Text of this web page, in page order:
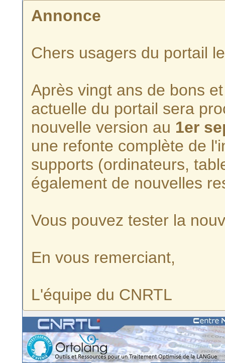
Annonce
Chers usagers du portail
Après vingt ans de bons
actuelle du portail sera
nouvelle version au 1er
une refonte complète de
supports (ordinateurs,
également de nouvelles
Vous pouvez tester la
En vous remerciant,
L'équipe du CNRTL